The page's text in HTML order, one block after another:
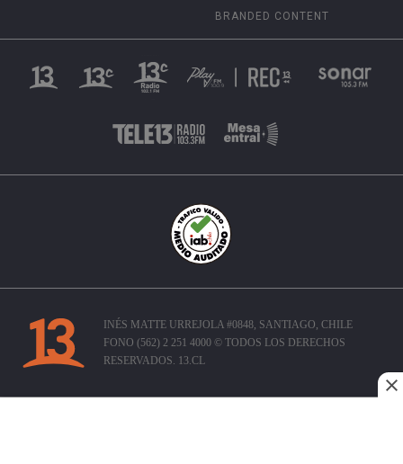
BRANDED CONTENT
INÉS MATTE URREJOLA #0848, SANTIAGO, CHILE
FONO (562) 2 251 4000 © TODOS LOS DERECHOS
RESERVADOS. 13.CL